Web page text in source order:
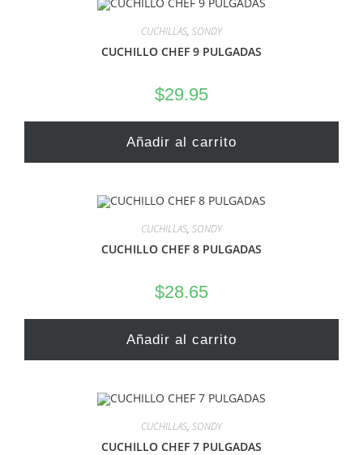
CUCHILLAS, SONDY
CUCHILLO CHEF 9 PULGADAS
$29.95
Añadir al carrito
CUCHILLAS, SONDY
CUCHILLO CHEF 8 PULGADAS
$28.65
Añadir al carrito
CUCHILLAS, SONDY
CUCHILLO CHEF 7 PULGADAS